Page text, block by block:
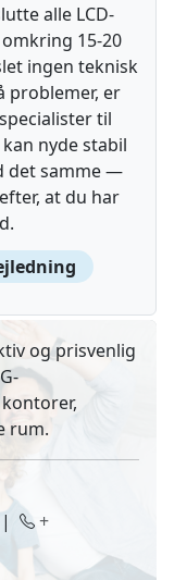
alle LCD-
15-20
ingen teknisk
problemer, er
til
nyde stabil
det samme —
at du har
og prisvenlig
rum.
|
+